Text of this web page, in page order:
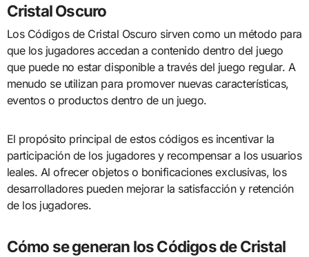
Cristal Oscuro
Los Códigos de Cristal Oscuro sirven como un método para
que los jugadores accedan a contenido dentro del juego
que puede no estar disponible a través del juego regular. A
menudo se utilizan para promover nuevas características,
eventos o productos dentro de un juego.
El propósito principal de estos códigos es incentivar la
participación de los jugadores y recompensar a los usuarios
leales. Al ofrecer objetos o bonificaciones exclusivas, los
desarrolladores pueden mejorar la satisfacción y retención
de los jugadores.
Cómo se generan los Códigos de Cristal